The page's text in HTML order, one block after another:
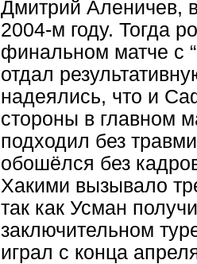
Дмитрий Аленичев,
2004-м году. Тогда
финальном матче с
отдал
надеялись, что и
стороны в главном
подходил без
обошёлся без
Хакими вызывало
так как Усман
заключительном
играл с конца